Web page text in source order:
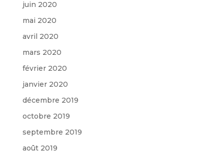
juin 2020
mai 2020
avril 2020
mars 2020
février 2020
janvier 2020
décembre 2019
octobre 2019
septembre 2019
août 2019